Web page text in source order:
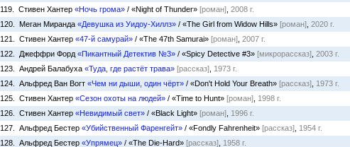
119. Стивен Хантер «Ночь грома» / «Night of Thunder» [роман] 2008 г.
120. Меган Миранда «Девушка из Уидоу-Хиллз» / «The Girl from Widow Hills» [роман] 2020 г.
121. Стивен Хантер «47-й самурай» / «The 47th Samurai» [роман] 2007 г.
122. Джеффри Форд «Пикантный Детектив №3» / «Spicy Detective #3» [микрорассказ] 2003 г.
123. Андрей Балабуха «Туда, где растёт трава» [рассказ] 1973 г.
124. Альфред Ван Вогт «Чем ни дыши, один чёрт» / «Don't Hold Your Breath» [рассказ] 1973 г.
125. Стивен Хантер «Сезон охоты на людей» / «Time to Hunt» [роман] 1998 г.
126. Стивен Хантер «Невидимый свет» / «Black Light» [роман] 1996 г.
127. Альфред Бестер «Убийственный Фаренгейт» / «Fondly Fahrenheit» [рассказ] 1954 г.
128. Альфред Бестер «Упрямец» / «The Die-Hard» [рассказ] 1958 г.